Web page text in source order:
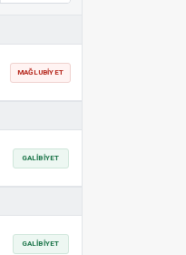
MAĞLUBIYET
GALIBIYET
GALIBIYET